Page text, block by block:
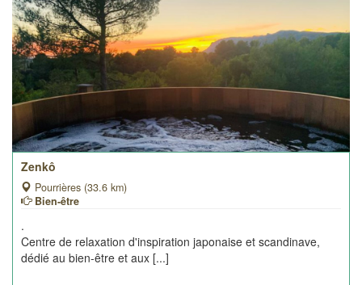
Zenkô
Pourrières (33.6 km)
Bien-être
.
Centre de relaxation d'inspiration japonaise et scandinave,
dédié au bien-être et aux [...]